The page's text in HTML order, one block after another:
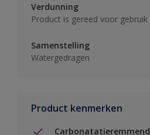
Verdunning
Product is gereed voor gebruik
Samenstelling
Watergedragen
Product kenmerken
Carbonatatieremmend